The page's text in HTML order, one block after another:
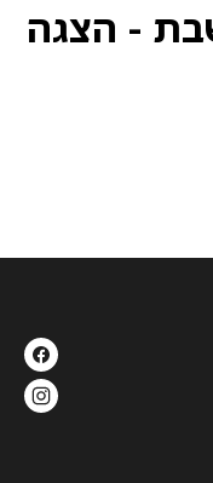
- הצגה